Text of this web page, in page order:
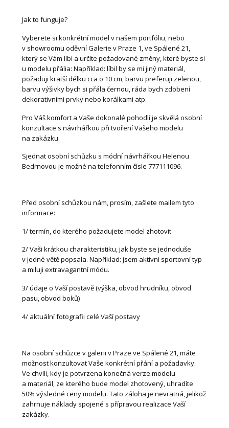
Jak to funguje?
Vyberete si konkrétní model v našem portfóliu, nebo
v showroomu oděvní Galerie v Praze 1, ve Spálené 21,
který se Vám líbí a určíte požadované změny, které byste si
u modelu přália: Například: líbil by se mi jiný materiál,
požaduji kratší délku cca o 10 cm, barvu preferuji zelenou,
barvu výšivky bych si přála černou, ráda bych zdobení
dekorativními prvky nebo korálkami atp.
Pro Váš komfort a Vaše dokonalé pohodlí je skvělá osobní
konzultace s návrhářkou při tvoření Vašeho modelu
na zakázku.
Sjednat osobní schůzku s módní návrhářkou Helenou
Bedrnovou je možné na telefonním čísle 777111096.
Před osobní schůzkou nám, prosím, zašlete mailem tyto
informace:
1/ termín, do kterého požadujete model zhotovit
2/ Vaši krátkou charakteristiku, jak byste se jednoduše
v jedné větě popsala. Například: jsem aktivní sportovní typ
a miluji extravagantní módu.
3/ údaje o Vaší postavě (výška, obvod hrudníku, obvod
pasu, obvod boků)
4/ aktuální fotografii celé Vaší postavy
Na osobní schůzce v galerii v Praze ve Spálené 21, máte
možnost konzultovat Vaše konkrétní přání a požadavky.
Ve chvíli, kdy je potvrzena konečná verze modelu
a materiál, ze kterého bude model zhotovený, uhradíte
50% výsledné ceny modelu. Tato záloha je nevratná, jelikož
zahrnuje náklady spojené s přípravou realizace Vaší
zakázky.